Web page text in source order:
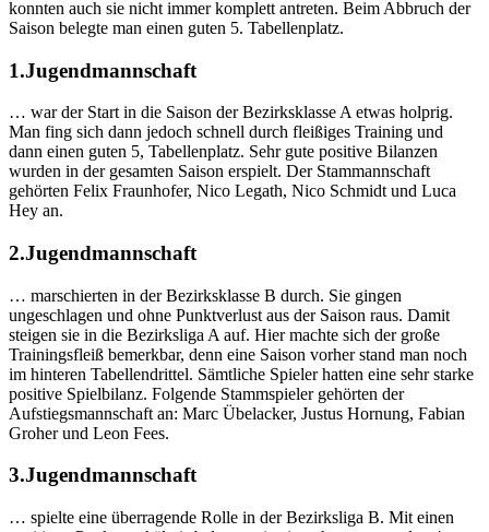
konnten auch sie nicht immer komplett antreten. Beim Abbruch der
Saison belegte man einen guten 5. Tabellenplatz.
1.Jugendmannschaft
… war der Start in die Saison der Bezirksklasse A etwas holprig.
Man fing sich dann jedoch schnell durch fleißiges Training und
dann einen guten 5, Tabellenplatz. Sehr gute positive Bilanzen
wurden in der gesamten Saison erspielt. Der Stammannschaft
gehörten Felix Fraunhofer, Nico Legath, Nico Schmidt und Luca
Hey an.
2.Jugendmannschaft
… marschierten in der Bezirksklasse B durch. Sie gingen
ungeschlagen und ohne Punktverlust aus der Saison raus. Damit
steigen sie in die Bezirksliga A auf. Hier machte sich der große
Trainingsfleiß bemerkbar, denn eine Saison vorher stand man noch
im hinteren Tabellendrittel. Sämtliche Spieler hatten eine sehr starke
positive Spielbilanz. Folgende Stammspieler gehörten der
Aufstiegsmannschaft an: Marc Übelacker, Justus Hornung, Fabian
Groher und Leon Fees.
3.Jugendmannschaft
… spielte eine überragende Rolle in der Bezirksliga B. Mit einen